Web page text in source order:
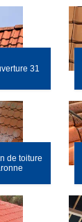
31
de toiture